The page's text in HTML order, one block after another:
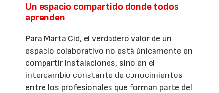
Un espacio compartido donde todos
aprenden
Para Marta Cid, el verdadero valor de un
espacio colaborativo no está únicamente en
compartir instalaciones, sino en el
intercambio constante de conocimientos
entre los profesionales que forman parte del